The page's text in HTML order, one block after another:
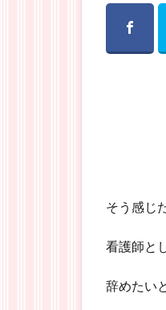
そう感じ
看護師と
辞めたい